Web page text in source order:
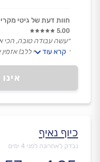
חוות דעת של גיטי
5.00
״עשה עבודה טובה, הכי
יעקב נכנס לי ללב!
קרא עוד
כיוף נאיף
נבדק לאחרונה לפני 4 ימים